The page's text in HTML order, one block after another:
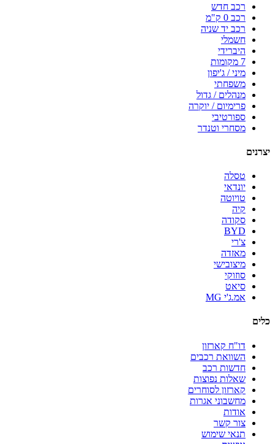
רכב חדש
רכב 0 ק"מ
רכב יד שניה
חשמלי
היברידי
7 מקומות
מיני / ג'יפון
משפחתי
מנהלים / גדול
פרימיום / יוקרה
ספורטיבי
מסחרי וטנדר
יצרנים
טסלה
יונדאי
טויוטה
קיה
סקודה
BYD
צ'רי
מאזדה
מיצובישי
סוזוקי
סיאט
אמ.ג'י MG
כלים
דו"ח קארזון
השוואת רכבים
חדשות רכב
שאלות נפוצות
קארזון לסוחרים
מחשבוני אגרות
אודות
צור קשר
תנאי שימוש